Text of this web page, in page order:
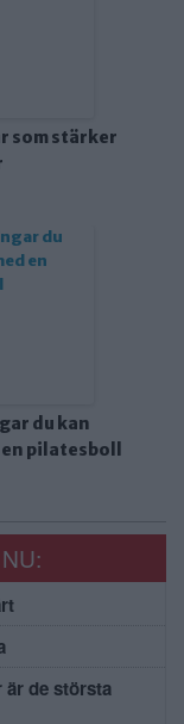
som stärker
du kan
pilatesboll
är de största